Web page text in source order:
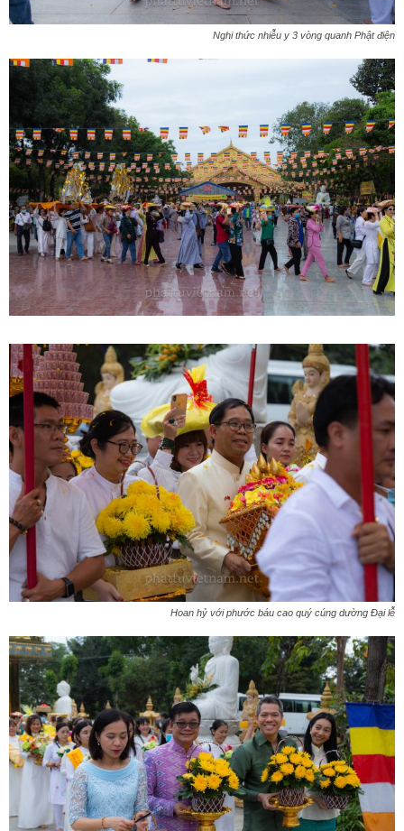
Nghi thức nhiễu y 3 vòng quanh Phật điện
Hoan hỷ với phước báu cao quý cúng dường Đại lễ